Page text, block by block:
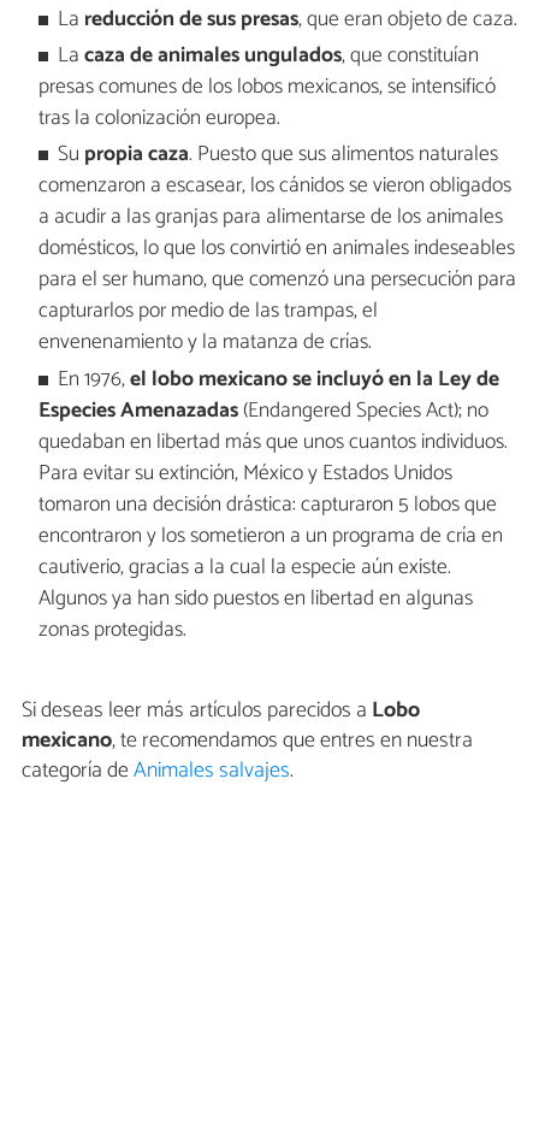
La reducción de sus presas, que eran objeto de caza.
Lacaza de animales ungulados, que constituían
presas comunes de los lobos mexicanos, se intensificó
tras la colonización europea.
Su propia caza. Puesto que sus alimentos naturales
comenzaron a escasear, los cánidos se vieron obligados
a acudir a las granjas para alimentarse de los animales
domésticos, lo que los convirtió en animales indeseables
para el ser humano, que comenzó una persecución para
capturarlos por medio de las trampas, el
envenenamiento y la matanza de crías.
En 1976,el lobo mexicano se incluyó en la Ley de
Especies Amenazadas(Endangered Species Act); no
quedaban en libertad más que unos cuantos individuos.
Para evitar su extinción, México y Estados Unidos
tomaron una decisión drástica: capturaron 5 lobos que
encontraron y los sometieron a un programa de cría en
cautiverio, gracias a la cual la especie aún existe.
Algunos ya han sido puestos en libertad en algunas
zonas protegidas.
Si deseas leer más artículos parecidos a Lobo
mexicano, te recomendamos que entres en nuestra
categoría deAnimales salvajes.